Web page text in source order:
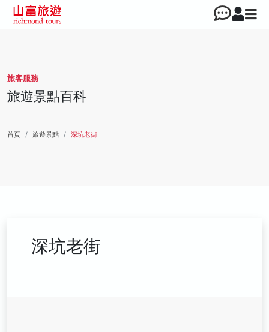
旅客服務
旅遊景點百科
首頁 旅遊景點 深坑老街
深坑老街